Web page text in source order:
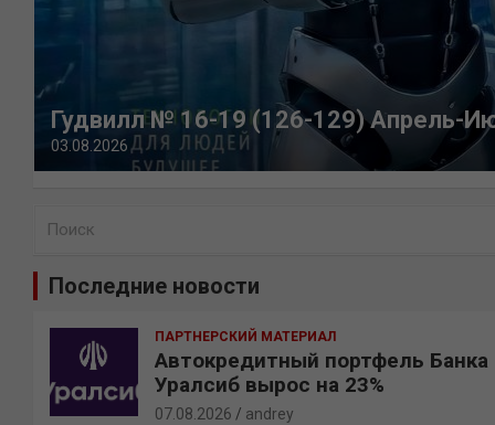
Гудвилл № 16-19 (126-129) Апрель-
03.08.2026
Последние новости
ПАРТНЕРСКИЙ МАТЕРИАЛ
Автокредитный портфель Банка
Уралсиб вырос на 23%
07.08.2026 andrey